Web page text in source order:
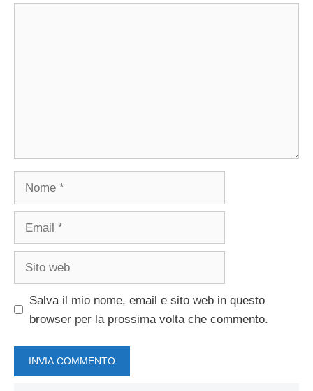
Salva il mio nome, email e sito web in questo
browser per la prossima volta che commento.